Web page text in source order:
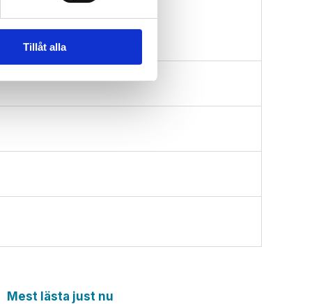
Tillåt alla
Mest lästa just nu